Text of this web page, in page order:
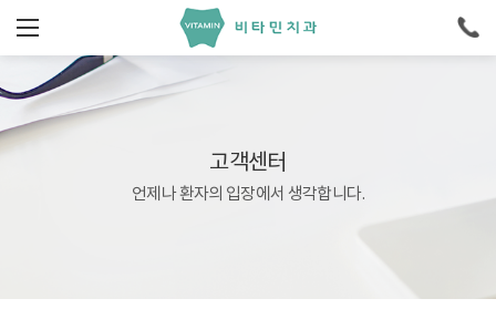
고객센터
언제나 환자의 입장에서 생각합니다.